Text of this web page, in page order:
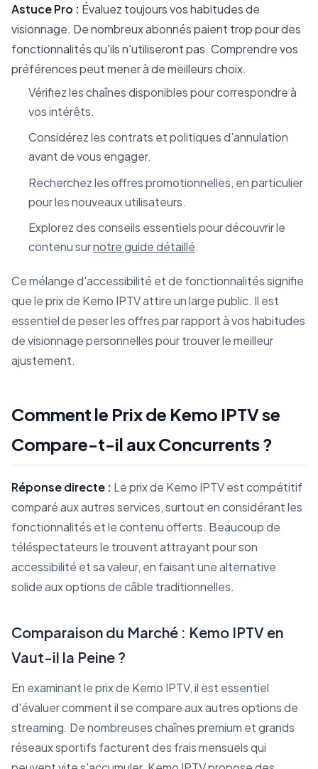
Astuce Pro : Évaluez toujours vos habitudes de
visionnage. De nombreux abonnés paient trop pour des
fonctionnalités qu'ils n'utiliseront pas. Comprendre vos
préférences peut mener à de meilleurs choix.
Vérifiez les chaînes disponibles pour correspondre à
vos intérêts.
Considérez les contrats et politiques d'annulation
avant de vous engager.
Recherchez les offres promotionnelles, en particulier
pour les nouveaux utilisateurs.
Explorez des conseils essentiels pour découvrir le
contenu surnotre guide détaillé.
Ce mélange d'accessibilité et de fonctionnalités signifie
que le prix de Kemo IPTV attire un large public. Il est
essentiel de peser les offres par rapport à vos habitudes
de visionnage personnelles pour trouver le meilleur
ajustement.
Comment le Prix de Kemo IPTV se
Compare-t-il aux Concurrents ?
Réponse directe : Le prix de Kemo IPTV est compétitif
comparé aux autres services, surtout en considérant les
fonctionnalités et le contenu offerts. Beaucoup de
téléspectateurs le trouvent attrayant pour son
accessibilité et sa valeur, en faisant une alternative
solide aux options de câble traditionnelles.
Comparaison du Marché : Kemo IPTV en
Vaut-il la Peine ?
En examinant le prix de Kemo IPTV, il est essentiel
d'évaluer comment il se compare aux autres options de
streaming. De nombreuses chaînes premium et grands
réseaux sportifs facturent des frais mensuels qui